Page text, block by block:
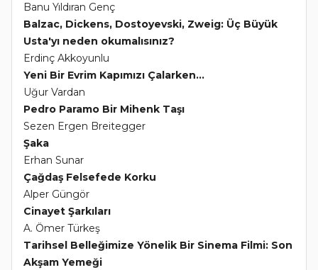
Banu Yıldıran Genç
Balzac, Dickens, Dostoyevski, Zweig: Üç Büyük
Usta'yı neden okumalısınız?
Erdinç Akkoyunlu
Yeni Bir Evrim Kapımızı Çalarken...
Uğur Vardan
Pedro Paramo Bir Mihenk Taşı
Sezen Ergen Breitegger
Şaka
Erhan Sunar
Çağdaş Felsefede Korku
Alper Güngör
Cinayet Şarkıları
A. Ömer Türkeş
Tarihsel Belleğimize Yönelik Bir Sinema Filmi: Son
Akşam Yemeği